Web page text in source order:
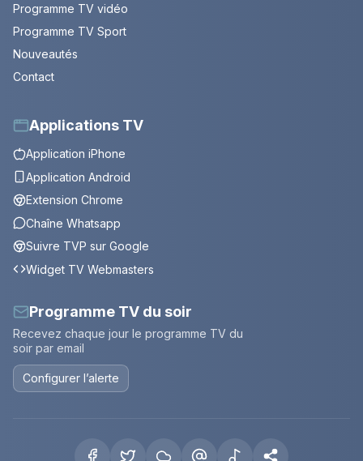
Programme TV vidéo
Programme TV Sport
Nouveautés
Contact
Applications TV
Application iPhone
Application Android
Extension Chrome
Chaîne Whatsapp
Suivre TVP sur Google
Widget TV Webmasters
Programme TV du soir
Recevez chaque jour le programme TV du
soir par email
Configurer l’alerte